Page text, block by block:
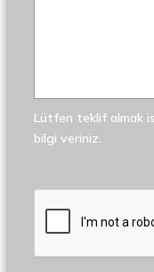
Lütfen teklif almak
bilgi veriniz.